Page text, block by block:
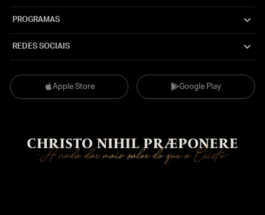
Apple Store Google Play
PROGRAMAS
REDES SOCIAIS